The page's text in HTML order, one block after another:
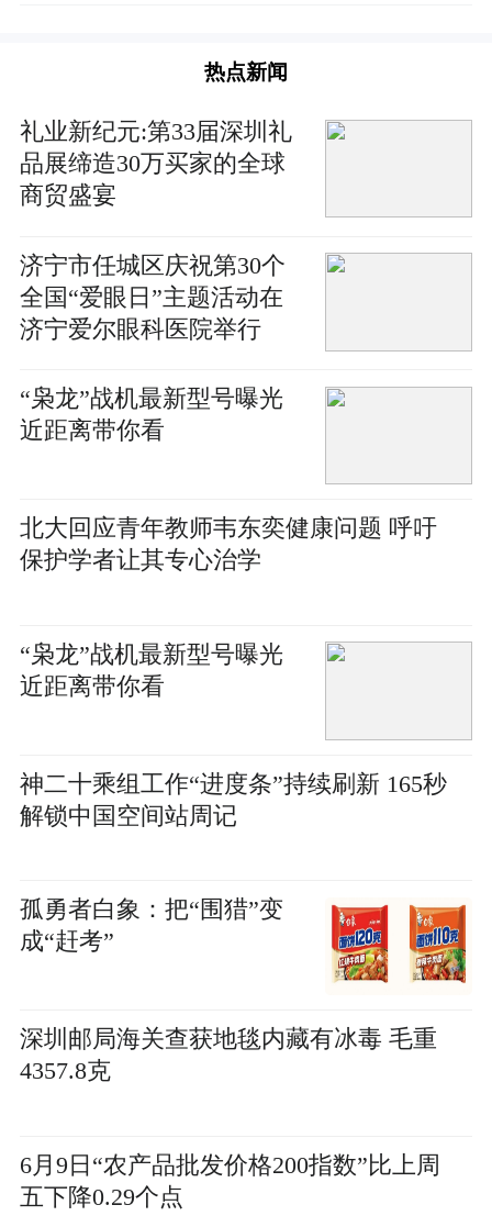
热点新闻
礼业新纪元:第33届深圳礼
品展缔造30万买家的全球
商贸盛宴
济宁市任城区庆祝第30个
全国“爱眼日”主题活动在
济宁爱尔眼科医院举行
“枭龙”战机最新型号曝光
近距离带你看
北大回应青年教师韦东奕健康问题 呼吁
保护学者让其专心治学
“枭龙”战机最新型号曝光
近距离带你看
神二十乘组工作“进度条”持续刷新 165秒
解锁中国空间站周记
孤勇者白象：把“围猎”变
成“赶考”
深圳邮局海关查获地毯内藏有冰毒 毛重
4357.8克
6月9日“农产品批发价格200指数”比上周
五下降0.29个点